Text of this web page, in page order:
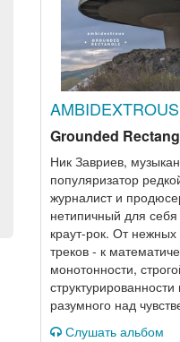
AMBIDEXTROUS
Grounded
Ник Завриев,
популяризатор
журналист и
нетипичный для себя
краут-рок. От
треков - к
монотонности,
структурированности
разумного над
Слушать альбом